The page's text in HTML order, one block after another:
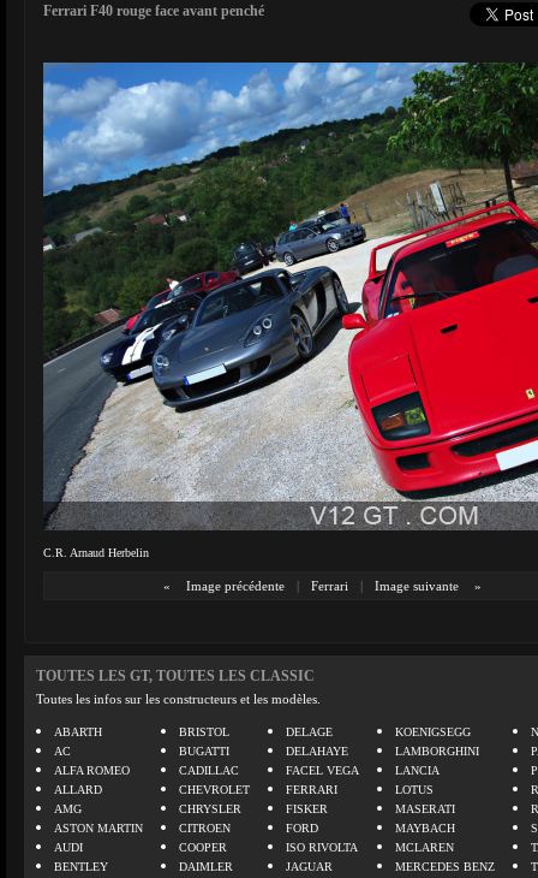
Ferrari F40 rouge face avant penché
C.R. Arnaud Herbelin
« Image précédente | Ferrari | Image suivante »
TOUTES LES GT, TOUTES LES CLASSIC
Toutes les infos sur les constructeurs et les modèles.
ABARTH
AC
ALFA ROMEO
ALLARD
AMG
ASTON MARTIN
AUDI
BENTLEY
BRISTOL
BUGATTI
CADILLAC
CHEVROLET
CHRYSLER
CITROEN
COOPER
DAIMLER
DELAGE
DELAHAYE
FACEL VEGA
FERRARI
FISKER
FORD
ISO RIVOLTA
JAGUAR
KOENIGSEGG
LAMBORGHINI
LANCIA
LOTUS
MASERATI
MAYBACH
MCLAREN
MERCEDES BENZ